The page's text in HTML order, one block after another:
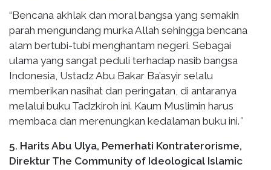
“Bencana akhlak dan moral bangsa yang semakin
parah mengundang murka Allah sehingga bencana
alam bertubi-tubi menghantam negeri. Sebagai
ulama yang sangat peduli terhadap nasib bangsa
Indonesia, Ustadz Abu Bakar Ba’asyir selalu
memberikan nasihat dan peringatan, di antaranya
melalui buku Tadzkiroh ini. Kaum Muslimin harus
membaca dan merenungkan kedalaman buku ini.”
5. Harits Abu Ulya, Pemerhati Kontraterorisme,
Direktur The Community of Ideological Islamic